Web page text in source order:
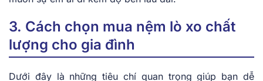
3. Cách chọn mua nệm lò xo chất
lượng cho gia đình
Dưới đây là những tiêu chí quan trọng giúp bạn dễ